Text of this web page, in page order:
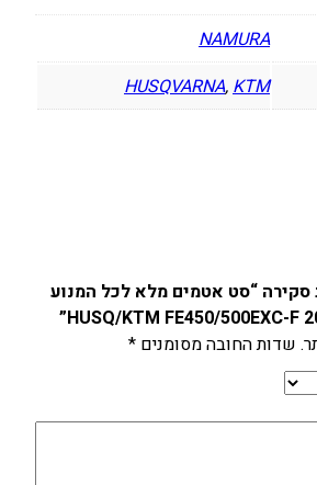
NAMURA
HUSQVARNA,KTM
סקירה “סט אטמים מלא לכל המנוע
שדות החובה מסומנים *